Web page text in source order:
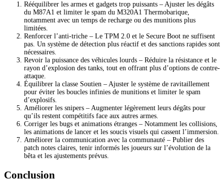
Rééquilibrer les armes et gadgets trop puissants – Ajuster les dégâts
du M87A1 et limiter le spam du M320A1 Thermobarique,
notamment avec un temps de recharge ou des munitions plus
limitées.
Renforcer l’anti-triche – Le TPM 2.0 et le Secure Boot ne suffisent
pas. Un système de détection plus réactif et des sanctions rapides sont
nécessaires.
Revoir la puissance des véhicules lourds – Réduire la résistance et le
rayon d’explosion des tanks, tout en offrant plus d’options de contre-
attaque.
Équilibrer la classe Soutien – Ajuster le système de ravitaillement
pour éviter les boucles infinies de munitions et limiter le spam
d’explosifs.
Améliorer les snipers – Augmenter légèrement leurs dégâts pour
qu’ils restent compétitifs face aux autres armes.
Corriger les bugs et animations étranges – Notamment les collisions,
les animations de lancer et les soucis visuels qui cassent l’immersion.
Améliorer la communication avec la communauté – Publier des
patch notes claires, tenir informés les joueurs sur l’évolution de la
bêta et les ajustements prévus.
Conclusion